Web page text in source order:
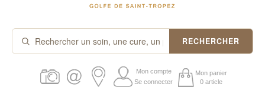
ABONNEMENTS
PROMOS
RECHERCHER
Mon compte
Se connecter
Mon panier
0 article